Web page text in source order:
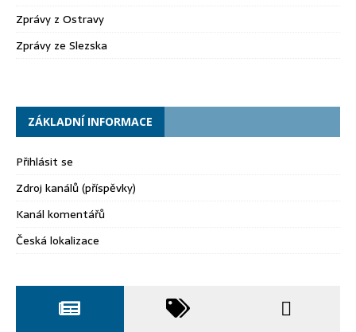
Zprávy z Ostravy
Zprávy ze Slezska
ZÁKLADNÍ INFORMACE
Přihlásit se
Zdroj kanálů (příspěvky)
Kanál komentářů
Česká lokalizace